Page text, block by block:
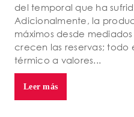
del temporal que ha
Adicionalmente, la
máximos desde
crecen las reservas; todo
térmico a valores...
Leer más